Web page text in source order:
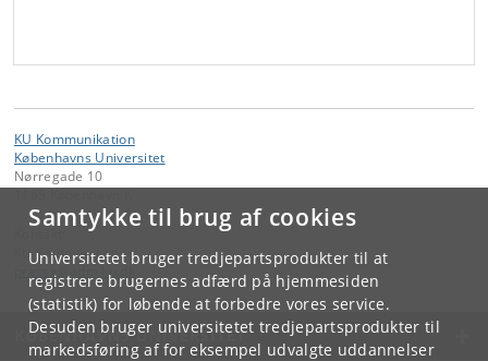
Samtykke til brug af cookies
Universitetet bruger tredjepartsprodukter til at
registrere brugernes adfærd på hjemmesiden
(statistik) for løbende at forbedre vores service.
Desuden bruger universitetet tredjepartsprodukter til
markedsføring af for eksempel udvalgte uddannelser
KU Kommunikation
Københavns Universitet
Nørregade 10
KU Kommunikation
KØBENHAVNS UNIVERSITET